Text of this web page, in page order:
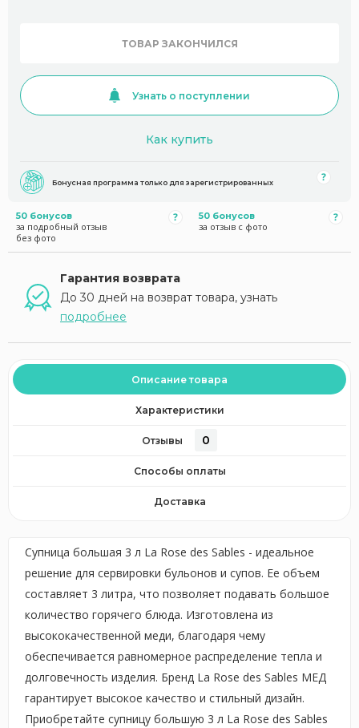
ТОВАР ЗАКОНЧИЛСЯ
Узнать о поступлении
Как купить
Бонусная программа только для зарегистрированных
50 бонусов
за подробный отзыв
без фото
50 бонусов
за отзыв с фото
Гарантия возврата
До 30 дней на возврат товара, узнать
подробнее
Описание товара
Характеристики
Отзывы 0
Способы оплаты
Доставка
Супница большая 3 л La Rose des Sables - идеальное
решение для сервировки бульонов и супов. Ее объем
составляет 3 литра, что позволяет подавать большое
количество горячего блюда. Изготовлена из
высококачественной меди, благодаря чему
обеспечивается равномерное распределение тепла и
долговечность изделия. Бренд La Rose des Sables МЕД
гарантирует высокое качество и стильный дизайн.
Приобретайте супницу большую 3 л La Rose des Sables